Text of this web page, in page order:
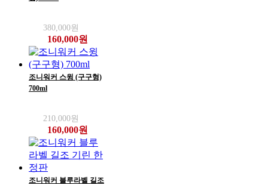
380,000원
160,000원
조니워커 스윙 (구구형)
700ml
210,000원
160,000원
조니워커 블루라벨 길조